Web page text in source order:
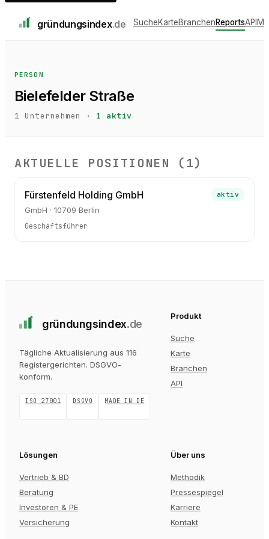
gründungsindex.de SucheKarteBranchenReportsAPI
PERSON
Bielefelder Straße
1 Unternehmen · 1 aktiv
AKTUELLE POSITIONEN ( 1)
Fürstenfeld Holding GmbH
GmbH · 10709 Berlin
aktiv
Geschäftsführer
gründungsindex.de
Tägliche Aktualisierung aus 116
Registergerichten. DSGVO-
konform.
ISO 27001 DSGVO MADE IN DE
Produkt
Suche
Karte
Branchen
API
Lösungen
Vertrieb & BD
Beratung
Investoren & PE
Versicherung
Über uns
Methodik
Pressespiegel
Karriere
Kontakt